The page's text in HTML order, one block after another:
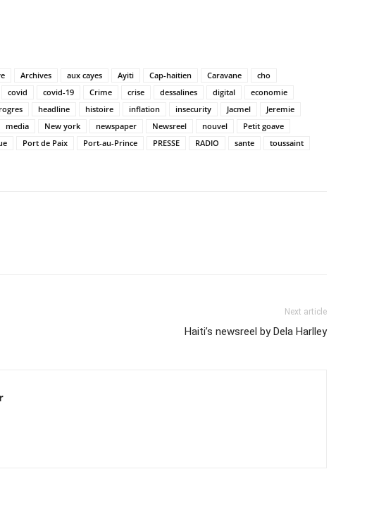
Archives aux cayes Ayiti Cap-haitien Caravane
cho
covid covid-19 Crime crise dessalines digital
economie
headline histoire inflation insecurity Jacmel
Jeremie
media New york newspaper Newsreel nouvel
Petit goave
Port de Paix Port-au-Prince PRESSE RADIO sante
toussaint
Next article
Haiti’s newsreel by Dela Harlley